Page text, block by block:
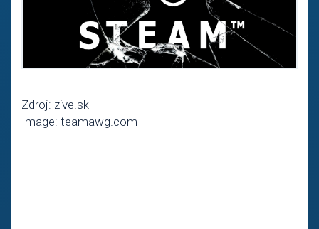
Zdroj: zive.sk
Image: teamawg.com